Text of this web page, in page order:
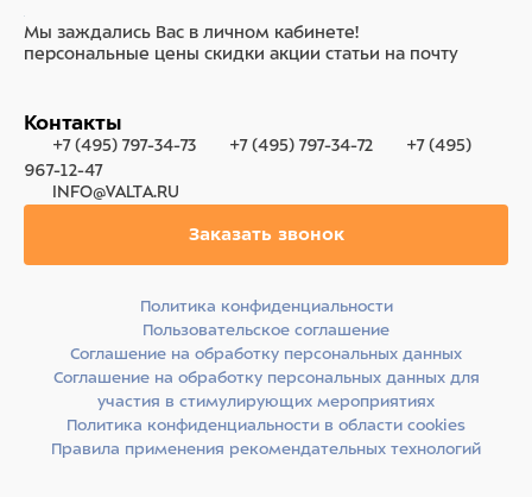
Мы заждались Вас в личном кабинете!
персональные цены скидки акции статьи на почту
Контакты
+7 (495) 797-34-73 +7 (495) 797-34-72
+7 (495)
967-12-47
INFO@VALTA.RU
Заказать звонок
Политика конфиденциальности
Пользовательское соглашение
Соглашение на обработку персональных данных
Соглашение на обработку персональных данных для
участия в стимулирующих мероприятиях
Политика конфиденциальности в области cookies
Правила применения рекомендательных технологий